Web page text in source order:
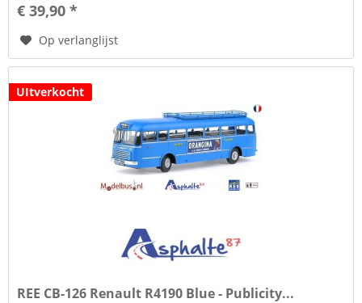
€ 39,90 *
Op verlanglijst
UItverkocht
REE CB-126 Renault R4190 Blue - Publicity...